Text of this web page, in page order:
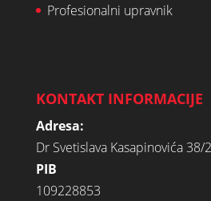
Profesionalni upravnik
KONTAKT INFORMACIJE
Adresa:
Dr Svetislava Kasapinovića 38/
PIB
109228853